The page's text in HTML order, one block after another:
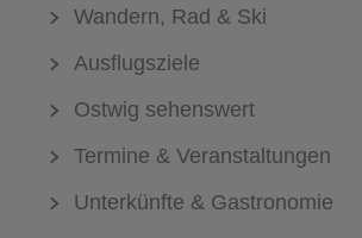
Wandern, Rad & Ski
Ausflugsziele
Ostwig sehenswert
Termine & Veranstaltungen
Unterkünfte & Gastronomie